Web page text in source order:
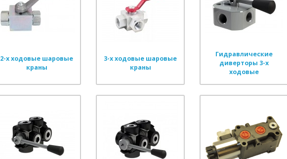
2-х ходовые шаровые
краны
3-х ходовые шаровые
краны
Гидравлические
диверторы 3-х
ходовые